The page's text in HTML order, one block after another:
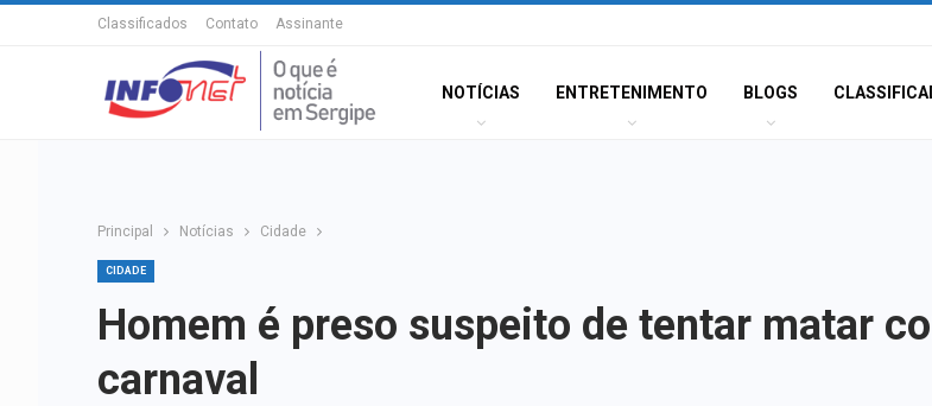
Classificados Contato Assinante
NOTÍCIAS ENTRETENIMENTO BLOGS
Principal Notícias Cidade
CIDADE
Homem é preso suspeito de tentar matar
carnaval